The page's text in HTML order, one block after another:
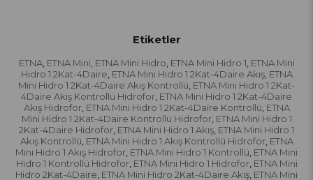
Etiketler
ETNA, ETNA Mini ETNA Mini Hidro ETNA Mini Hidro 1 ETNA Mini
Hidro 1 2Kat-4Daire ETNA Mini Hidro 1 2Kat-4Daire Akış, ETNA
Mini Hidro 1 2Kat-4Daire Akış Kontrollü ETNA Mini Hidro 1 2Kat-
4Daire Akış Kontrollü Hidrofor ETNA Mini Hidro 1 2Kat-4Daire
Akış Hidrofor, ETNA Mini Hidro 1 2Kat-4Daire Kontrollü ETNA
Mini Hidro 1 2Kat-4Daire Kontrollü Hidrofor, ETNA Mini Hidro 1
2Kat-4Daire Hidrofor ETNA Mini Hidro 1 Akış ETNA Mini Hidro 1
Akış Kontrollü ETNA Mini Hidro 1 Akış Kontrollü Hidrofor, ETNA
Mini Hidro 1 Akış Hidrofor ETNA Mini Hidro 1 Kontrollü ETNA Mini
Hidro 1 Kontrollü Hidrofor, ETNA Mini Hidro 1 Hidrofor, ETNA Mini
Hidro 2Kat-4Daire ETNA Mini Hidro 2Kat-4Daire Akış ETNA Mini